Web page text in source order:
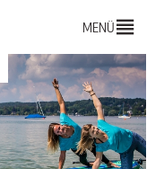
MENÜ